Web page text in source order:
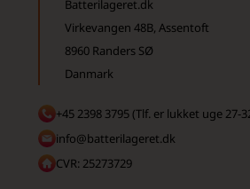
Batterilageret.dk
Virkevangen 48B, Assentoft
8960 Randers SØ
Danmark
+45 2398 3795 (Tlf. er lukket uge 27-
info@batterilageret.dk
CVR: 25273729